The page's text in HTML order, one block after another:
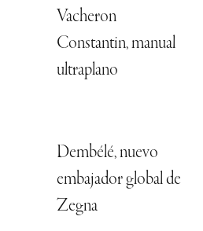
Vacheron
Constantin, manual
ultraplano
Dembélé, nuevo
embajador global de
Zegna